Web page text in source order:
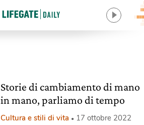
Storie di cambiamento di mano
in mano, parliamo di tempo
Cultura e stili di vita 17 ottobre 2022